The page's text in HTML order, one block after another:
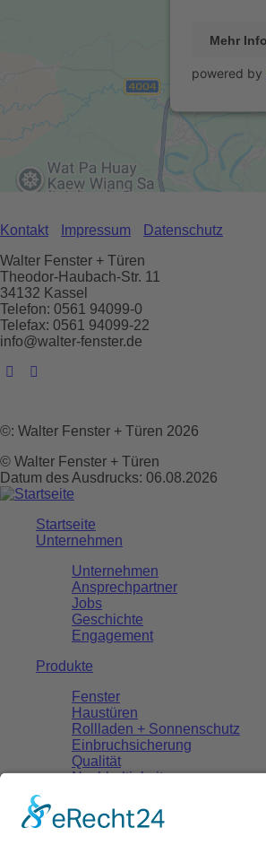
Mehr
powered by
Kontakt Impressum
Datenschutz
Walter Fenster + Türen
Theodor-Haubach-Str. 11
34132 Kassel
Telefon: 0561 94099-0
Telefax: 0561 94099-22
info@walter-fenster.de
©: Walter Fenster + Türen 2026
© Walter Fenster + Türen
Datum des Ausdrucks: 06.08.2026
Startseite
Unternehmen
Unternehmen
Ansprechpartner
Jobs
Geschichte
Engagement
Produkte
Fenster
Haustüren
Rollladen + Sonnenschutz
Einbruchsicherung
Qualität
Nachhaltigkeit
Referenzen
Service